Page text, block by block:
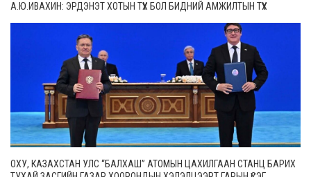
А.Ю.ИВАХИН: ЭРДЭНЭТ ХОТЫН ТҮҮХ БОЛ БИДНИЙ АМЖИЛТЫН ТҮҮХ
ОХУ, КАЗАХСТАН УЛС “БАЛХАШ” АТОМЫН ЦАХИЛГААН СТАНЦ БАРИХ